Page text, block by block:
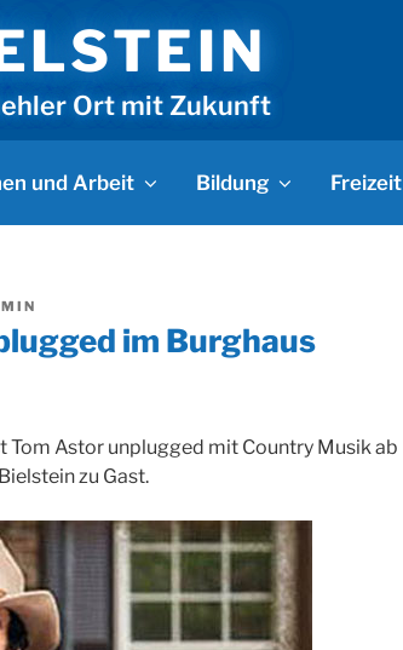
Ort mit Zukunft
und Arbeit Bildung Freizeit
im Burghaus
Tom Astor unplugged mit Country Musik ab
zu Gast.